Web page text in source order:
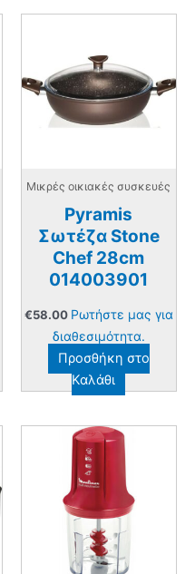
Μικρές οικιακές συσκευές
Pyramis
Σωτέζα Stone
Chef 28cm
014003901
€58.00 Ρωτήστε μας για
διαθεσιμότητα.
Προσθήκη στο
Καλάθι